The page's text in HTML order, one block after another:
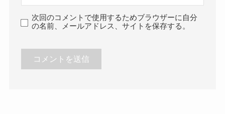
次回のコメントで使用するためブラウザーに自分
の名前、メールアドレス、サイトを保存する。